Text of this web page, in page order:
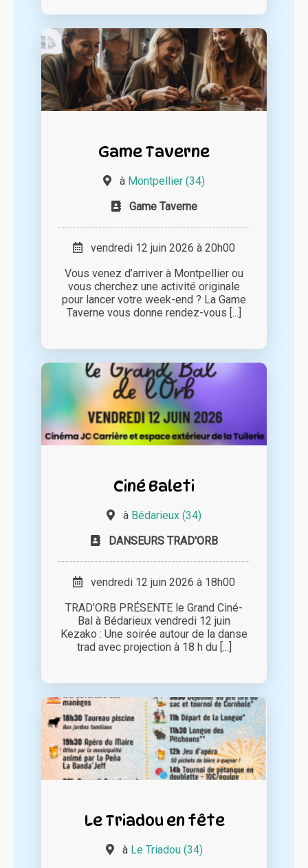
Game Taverne
à Montpellier (34)
Game Taverne
vendredi 12 juin 2026 à 20h00
Vous venez d’arriver à Montpellier ou
vous cherchez une activité originale
pour lancer votre week-end ? La Game
Taverne vous donne rendez-vous [...]
Ciné Baleti
à Bédarieux (34)
DANSEURS TRAD'ORB
vendredi 12 juin 2026 à 18h00
TRAD’ORB PRÉSENTE le Grand Ciné-
Bal à Bédarieux vendredi 12 juin
Kezako : Une soirée autour de la danse
trad avec projection à 18 h du [...]
Le Triadou en fête
à Le Triadou (34)